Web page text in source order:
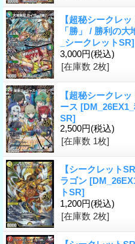
【超秘シークレ
「勝」 / 勝利の大
_シークレットSR]
3,000円(税込)
[在庫数 2枚]
【超秘シークレ
ース
SR]
2,500円(税込)
[在庫数 1枚]
【シークレット
ラゴン
トSR]
1,200円(税込)
[在庫数 2枚]